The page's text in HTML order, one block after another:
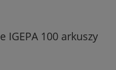
IGEPA 100 arkuszy